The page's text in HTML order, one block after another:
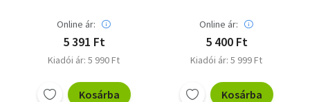
Online ár:
5 391 Ft
Kiadói ár: 5 990 Ft
Kosárba
Online ár:
5 400 Ft
Kiadói ár: 5 999 Ft
Kosárba